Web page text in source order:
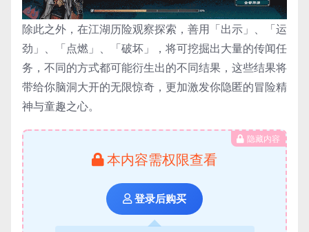
除此之外，在江湖历险观察探索，善用「出示」、「运
劲」、「点燃」、「破坏」，将可挖掘出大量的传闻任
务，不同的方式都可能衍生出的不同结果，这些结果将
带给你脑洞大开的无限惊奇，更加激发你隐匿的冒险精
神与童趣之心。
隐藏内容
本内容需权限查看
登录后购买